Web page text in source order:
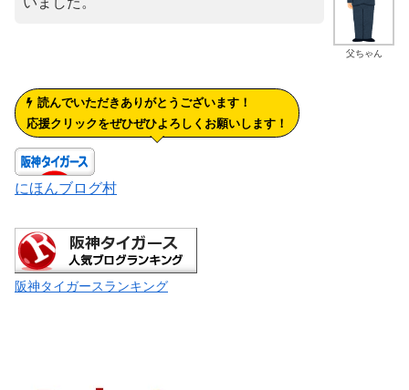
父ちゃん
読んでいただきありがとうございます！
応援クリックをぜひぜひよろしくお願いします！
にほんブログ村
阪神タイガースランキング